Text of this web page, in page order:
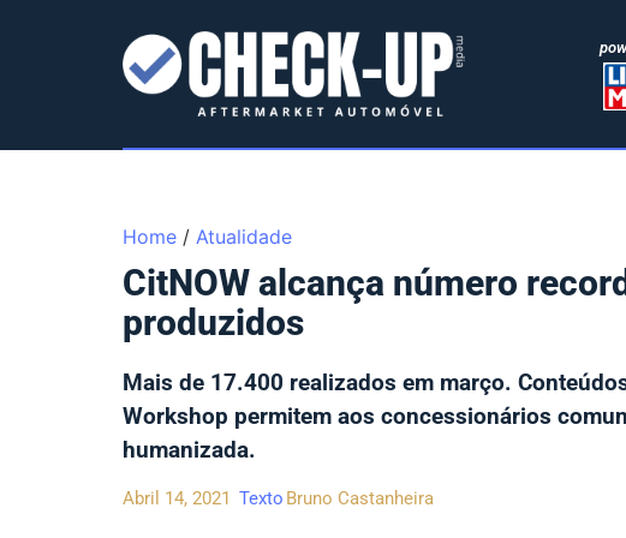
Home / Atualidade
CitNOW alcança número
produzidos
Mais de 17.400 realizados em março.
Workshop permitem aos concessionários
humanizada.
Abril 14, 2021 Texto Bruno Castanheira